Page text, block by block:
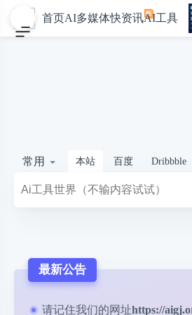
首页AI多媒体快资讯AI工具
常用 本站 百度 Dribbble
最新公告
请记住我们的网址https://